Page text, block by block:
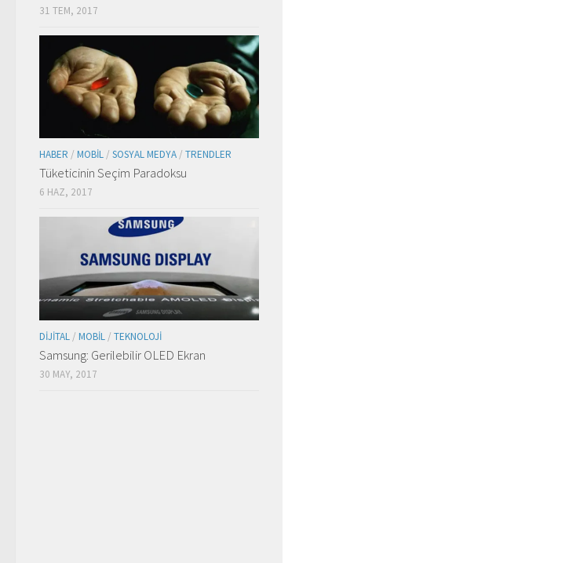
31 TEM, 2017
HABER / MOBIL/ SOSYAL MEDYA/ TRENDLER
Tüketicinin Seçim Paradoksu
6 HAZ, 2017
DIJITAL / MOBIL / TEKNOLOJI
Samsung: Gerilebilir OLED Ekran
30 MAY, 2017